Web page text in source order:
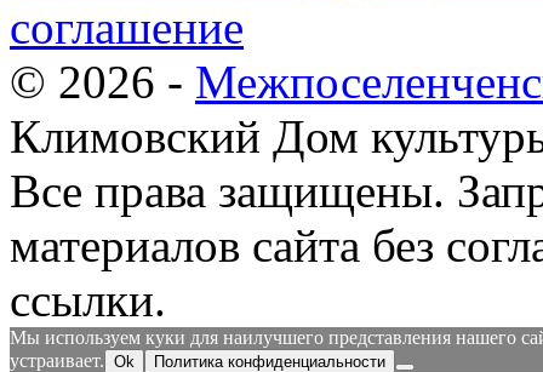
соглашение
© 2026 -
Климовский Дом
Все права защищены.
материалов сайта без
ссылки.
Мы используем куки для наилучшего представления нашего
устраивает. Ok Политика конфиденциальности